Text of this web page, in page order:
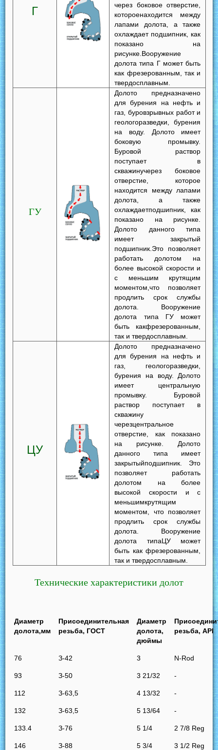
Г
через боковое отверстие,
котороенаходится между
лапами долота, а также
охлаждает подшипник, как
показано на
рисунке.Вооружение
долота типа Г может быть
как фрезерованным, так и
твердосплавным.
ГУ
Долото предназначено
для бурения на нефть и
газ, буровзрывных работ и
геологоразведки, бурения
на воду. Долото имеет
боковую промывку.
Буровой раствор
поступает в
скважинучерез боковое
отверстие, которое
находится между лапами
долота, а также
охлаждаетподшипник, как
показано на рисунке.
Долото данного типа
имеет закрытый
подшипник.Это позволяет
работать долотом на
более высокой скорости и
с меньшим крутящим
моментом,что позволяет
продлить срок службы
долота. Вооружение
долота типа ГУ может
быть какфрезерованным,
так и твердосплавным.
ЦУ
Долото предназначено
для бурения на нефть и
газ, геологоразведки,
бурения на воду. Долото
имеет центральную
промывку. Буровой
раствор поступает в
скважину
черезцентральное
отверстие, как показано
на рисунке. Долото
данного типа имеет
закрытыйподшипник. Это
позволяет работать
долотом на более
высокой скорости и с
меньшимкрутящим
моментом, что позволяет
продлить срок службы
долота. Вооружение
долота типаЦУ может
быть как фрезерованным,
так и твердосплавным.
Технические характеристики долот
Диаметр
долота,мм
Присоединительная
резьба, ГОСТ
Диаметр
долота,
дюймы
резьба, API
76 З-42 3 N-Rod
93 З-50 3 21/32 -
112 З-63,5 4 13/32 -
132 З-63,5 5 13/64 -
133.4 З-76 5 1/4 2 7/8 Reg
146 З-88 5 3/4 3 1/2 Reg